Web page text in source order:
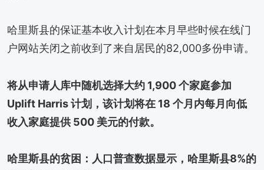
哈里斯县的保证基本收入计划在本月早些时候在线门
户网站关闭之前收到了来自居民的82,000多份申请。
将从申请人库中随机选择大约 1,900 个家庭参加
Uplift Harris 计划，该计划将在 18 个月内每月向低
收入家庭提供 500 美元的付款。
哈里斯县的贫困：人口普查数据显示，哈里斯县8%的